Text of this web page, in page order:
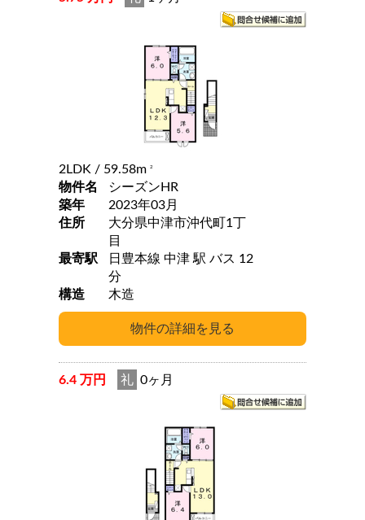
2LDK / 59.58m 2
物件名
シーズンHR
築年
2023年03月
住所
大分県中津市沖代町1丁
目
最寄駅
日豊本線 中津 駅 バス 12
分
構造
木造
6.4 万円 礼 0ヶ月